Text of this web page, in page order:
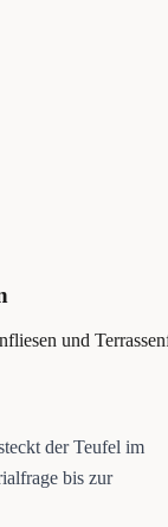
und
der Teufel im
bis zur